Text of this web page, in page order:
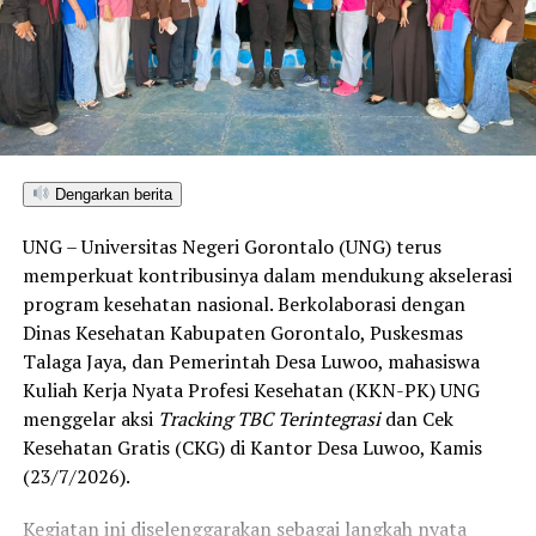
Sulawesi Utara. Skor ini melampaui target yang
ditetapkan dan mengantarkan Kota Gorontalo menjadi
satu-satunya daerah di wilayah tersebut yang
menembus kategori “Unggul”. Sementara kabupaten lain
di Gorontalo masih berada pada kategori “Berkembang”
tertinggi di kawasan SulutGo sebagaimana dipaparkan
dalam Rakorwil TPAKD,” ungkap Wawali Indra Gobel
usai kegiatan.
Indra menambahkan, skor IKAD ini membuktikan bahwa
tingkat keterjangkauan, pemanfaatan, serta inklusivitas
layanan keuangan bagi masyarakat di Kota Gorontalo
berada di posisi terdepan.
Dengarkan berita
UNG – Universitas Negeri Gorontalo (UNG) terus
memperkuat kontribusinya dalam mendukung akselerasi
program kesehatan nasional. Berkolaborasi dengan
Dinas Kesehatan Kabupaten Gorontalo, Puskesmas
Talaga Jaya, dan Pemerintah Desa Luwoo, mahasiswa
Kuliah Kerja Nyata Profesi Kesehatan (KKN-PK) UNG
menggelar aksi Tracking TBC Terintegrasidan Cek
Kesehatan Gratis (CKG) di Kantor Desa Luwoo, Kamis
(23/7/2026).
Kegiatan ini diselenggarakan sebagai langkah nyata